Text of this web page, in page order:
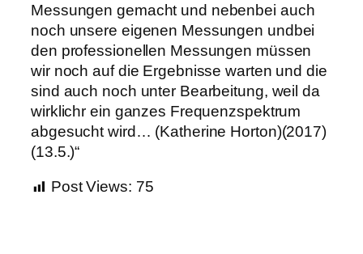
Messungen gemacht und nebenbei auch
noch unsere eigenen Messungen undbei
den professionellen Messungen müssen
wir noch auf die Ergebnisse warten und die
sind auch noch unter Bearbeitung, weil da
wirklichr ein ganzes Frequenzspektrum
abgesucht wird… (Katherine Horton)(2017)
(13.5.)“
Post Views: 75